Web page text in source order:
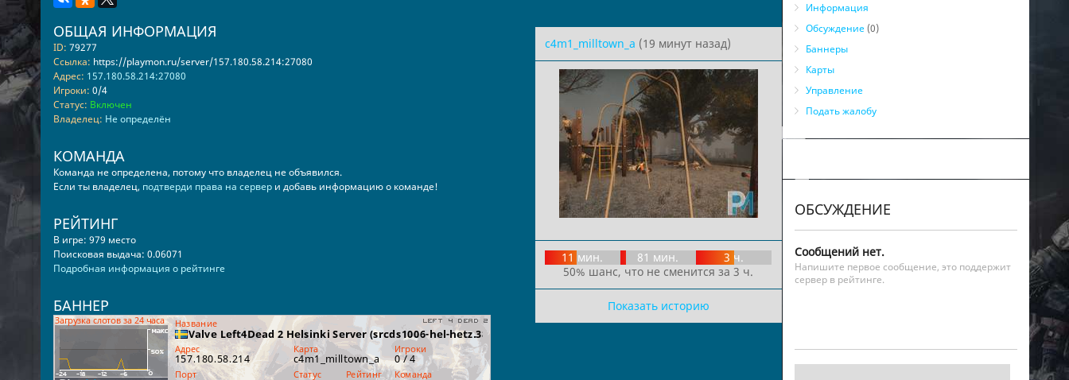
c4m1_milltown_a (19 минут назад)
11 мин. 81 мин.
3 ч.
50% шанс, что не сменится за 3 ч.
Показать историю
ОБЩАЯ ИНФОРМАЦИЯ
ID: 79277
Ссылка: https://playmon.ru/server/157.180.58.214:27080
Адрес: 157.180.58.214:27080
Игроки: 0/4
Статус: Включен
Владелец: Не определён
КОМАНДА
Команда не определена, потому что владелец не объявился.
Если ты владелец, подтверди права на сервери добавь информацию о команде!
РЕЙТИНГ
В игре: 979 место
Поисковая выдача: 0.06071
Подробная информация о рейтинге
БАННЕР
Информация
Обсуждение(0)
Баннеры
Карты
Управление
Подать жалобу
ОБСУЖДЕНИЕ
Сообщений нет.
Напишите первое сообщение, это поддержит
сервер в рейтинге.